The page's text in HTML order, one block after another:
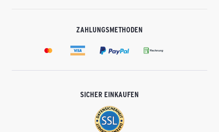
ZAHLUNGSMETHODEN
SICHER EINKAUFEN